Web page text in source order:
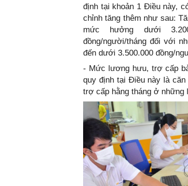
định tại khoản 1 Điều này,
chỉnh tăng thêm như sau:
mức hưởng dưới
đồng/người/tháng đối với
đến dưới 3.500.000 đồng/
- Mức lương hưu, trợ cấp
quy định tại Điều này là
trợ cấp hằng tháng ở những